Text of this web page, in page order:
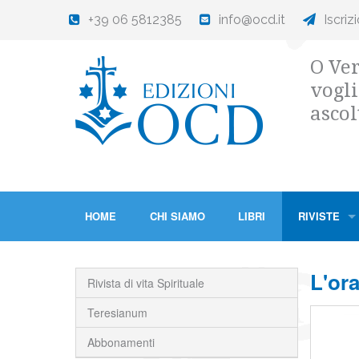
+39 06 5812385 info@ocd.it
O
HOME CHI SIAMO LIBRI RIVISTE
Rivista di vita Spirituale
Teresianum
Abbonamenti